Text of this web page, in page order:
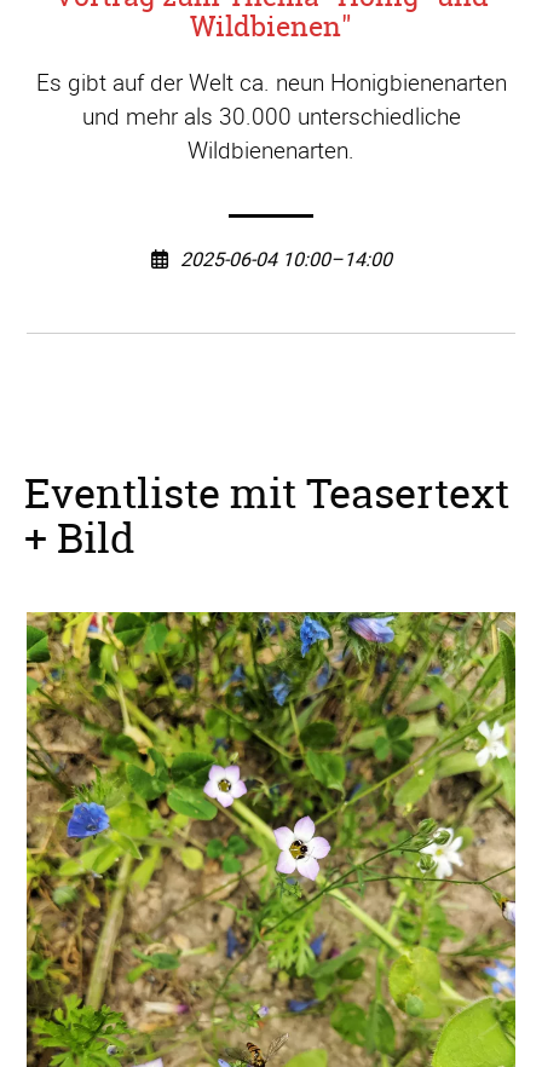
Wildbienen"
Es gibt auf der Welt ca. neun Honigbienenarten
und mehr als 30.000 unterschiedliche
Wildbienenarten.
2025-06-04 10:00–14:00
Eventliste mit Teasertext
+ Bild